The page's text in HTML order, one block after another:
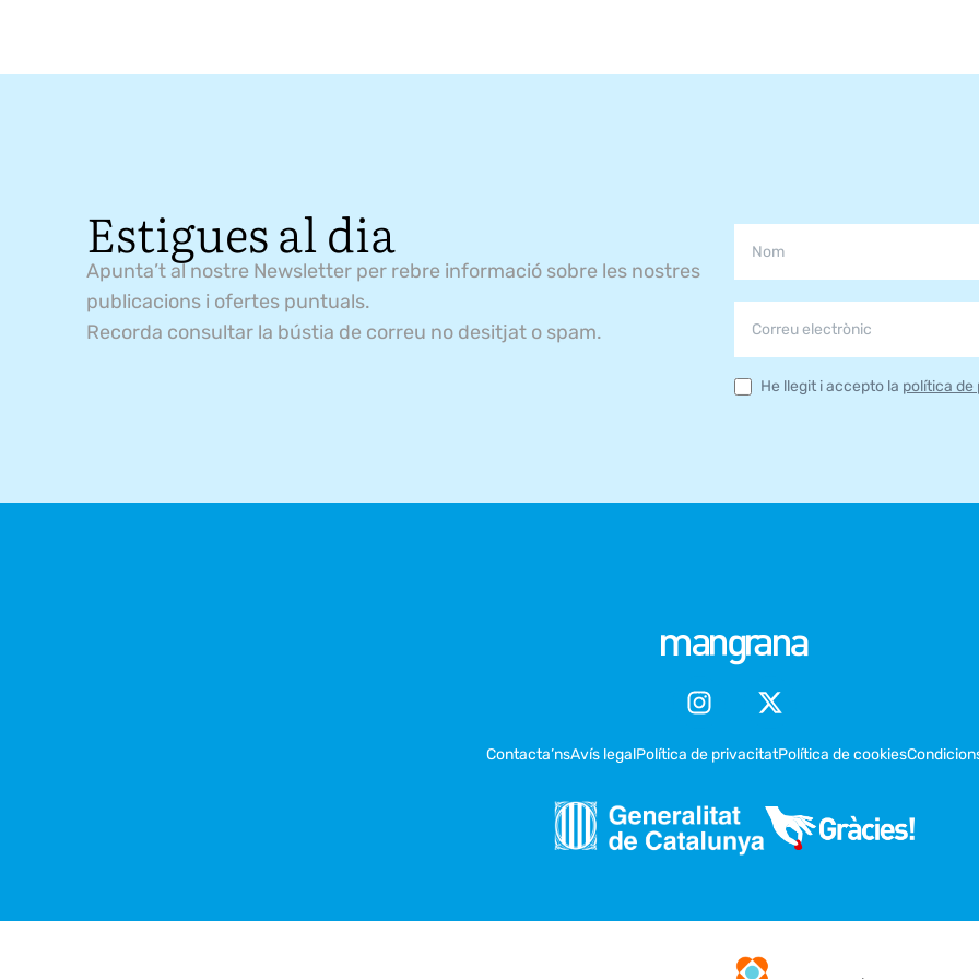
Estigues al dia
Apunta’t al nostre Newsletter per rebre informació sobre les nostres
publicacions i ofertes puntuals.
Recorda consultar la bústia de correu no desitjat o spam.
He llegit i accepto la política
Contacta’nsAvís legalPolítica de privacitatPolítica de cookies